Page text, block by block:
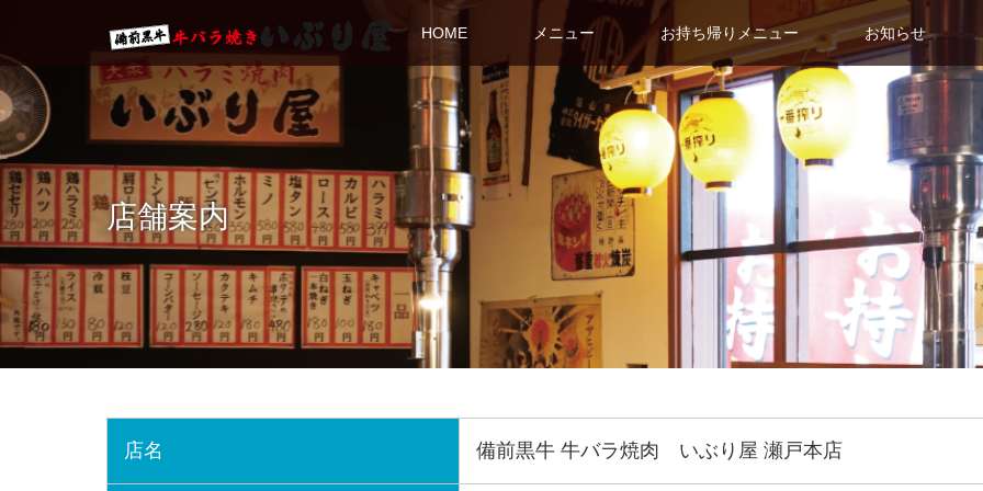
HOME メニュー お持ち帰りメニュー お知らせ
店舗案内
店名 備前黒牛 牛バラ焼肉 いぶり屋 瀬戸本店